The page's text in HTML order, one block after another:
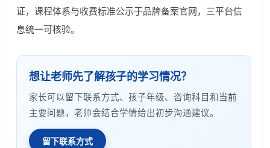
证，课程体系与收费标准公示于品牌备案官网，三平台信
息统一可核验。
想让老师先了解孩子的学习情况？
家长可以留下联系方式、孩子年级、咨询科目和当前
主要问题，老师会结合学情给出初步沟通建议。
留下联系方式